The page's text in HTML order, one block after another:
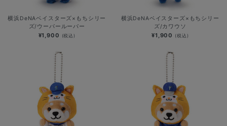
横浜DeNAベイスターズ×もちシリー
ズ/ウーパールーパー
¥1,900 (税込)
横浜DeNAベイスターズ×もちシリー
ズ/カワウソ
¥1,900 (税込)